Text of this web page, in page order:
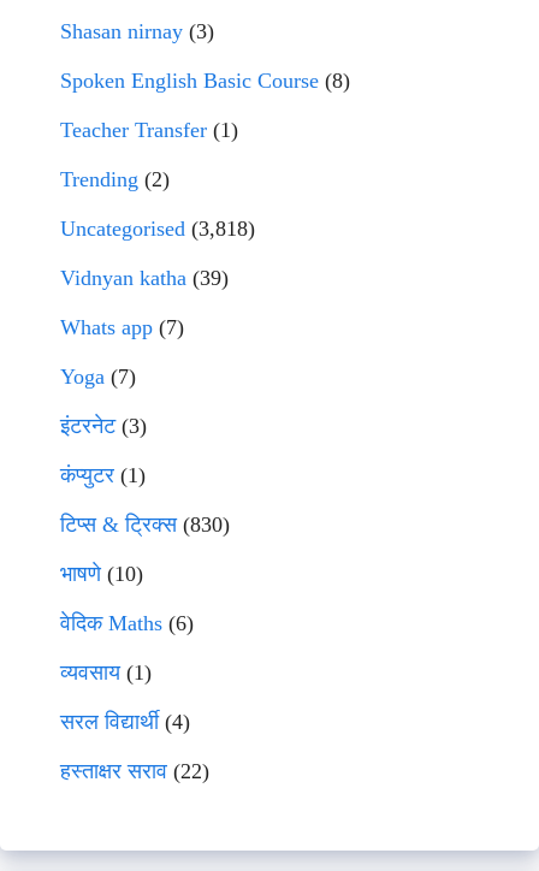
Shasan nirnay (3)
Spoken English Basic Course (8)
Teacher Transfer (1)
Trending (2)
Uncategorised (3,818)
Vidnyan katha (39)
Whats app (7)
Yoga (7)
इंटरनेट(3)
कंप्युटर (1)
टिप्स & ट्रिक्स(830)
भाषणे(10)
वेदिक Maths (6)
व्यवसाय(1)
सरल विद्यार्थी(4)
हस्ताक्षर सराव (22)